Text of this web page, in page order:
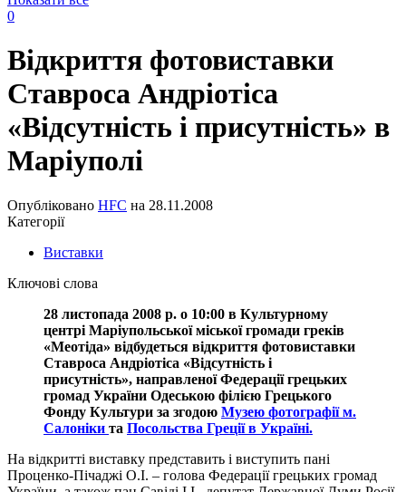
0
Відкриття фотовиставки
Ставроса Андріотіса
«Відсутність і присутність» в
Маріуполі
Опубліковано HFC на 28.11.2008
Категорії
Виставки
Ключові слова
28 листопада 2008 р. о 10:00 в Культурному
центрі Маріупольської міської громади греків
«Меотіда» відбудеться відкриття фотовиставки
Ставроса Андріотіса «Відсутність і
присутність», направленої Федерації грецьких
громад України Одеською філією Грецького
Фонду Культури за згодою Музею фотографії м.
Салоніки та Посольства Греції в Україні.
На відкритті виставку представить і виступить пані
Проценко-Пічаджі О.І. – голова Федерації грецьких громад